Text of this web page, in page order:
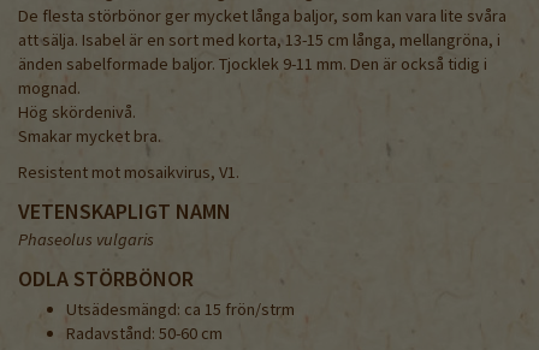
De flesta störbönor ger mycket långa baljor, som kan vara lite svåra
att sälja. Isabel är en sort med korta, 13-15 cm långa, mellangröna, i
änden sabelformade baljor. Tjocklek 9-11 mm. Den är också tidig i
mognad.
Hög skördenivå.
Smakar mycket bra.
Resistent mot mosaikvirus, V1.
VETENSKAPLIGT NAMN
Phaseolus vulgaris
ODLA STÖRBÖNOR
Utsädesmängd: ca 15 frön/strm
Radavstånd: 50-60 cm